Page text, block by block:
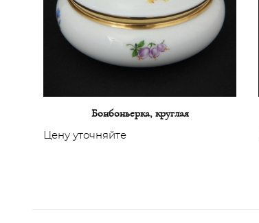
Бонбоньерка, круглая
Цену уточняйте